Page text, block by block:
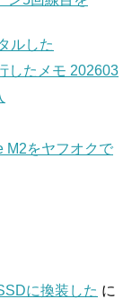
ルした
したメモ 202603
M2をヤフオクで
に換装した に